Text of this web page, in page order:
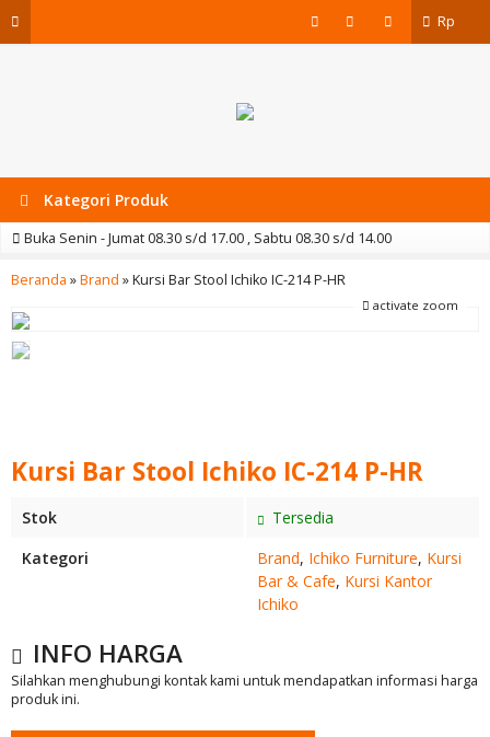
Rp
Kategori Produk
Buka Senin - Jumat 08.30 s/d 17.00 , Sabtu 08.30 s/d 14.00
Beranda »Brand »Kursi Bar Stool Ichiko IC-214 P-HR
activate zoom
Kursi Bar Stool Ichiko IC-214 P-HR
Stok
Tersedia
Kategori
Brand, Ichiko Furniture, Kursi
Bar & Cafe, Kursi Kantor
Ichiko
INFO HARGA
Silahkan menghubungi kontak kami untuk mendapatkan informasi harga
produk ini.